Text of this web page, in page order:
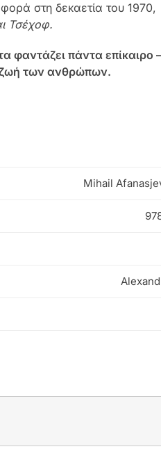
στη δεκαετία του 1970,
Τσέχοφ.
φαντάζει πάντα επίκαιρο
ζωή των ανθρώπων.
Mihail